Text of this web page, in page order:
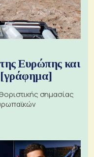
Ευρώπης και
[γράφημα]
σημασίας